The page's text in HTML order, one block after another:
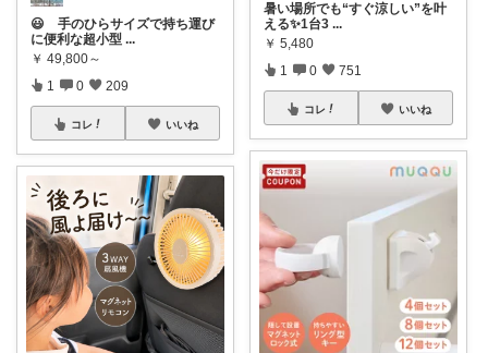
😃 手のひらサイズで持ち運び
に便利な超小型 ...
￥ 49,800～
1 0 209
コレ いいね
暑い場所でも“すぐ涼しい”を叶
える✨1台3 ...
￥ 5,480
1 0 751
コレ いいね